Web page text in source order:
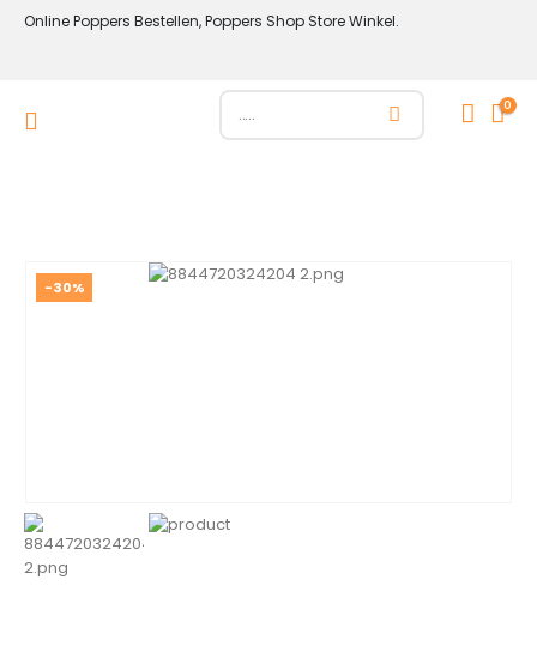
Online Poppers Bestellen, Poppers Shop Store Winkel.
0
-30%